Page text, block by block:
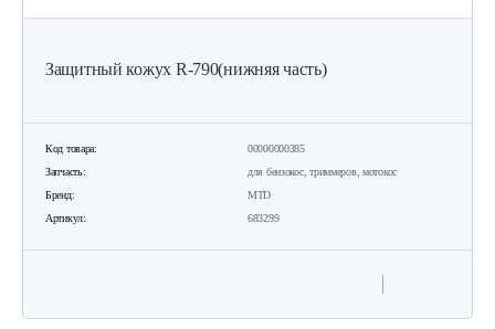
Защитный кожух R-790(нижняя часть)
Код товара:
00000000385
Запчасть:
для бензокос, триммеров, мотокос
Бренд:
MTD
Артикул:
683299